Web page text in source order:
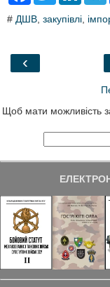
e
o
t
k
# ДШВ закупівлі
‹
Щоб мати можливість